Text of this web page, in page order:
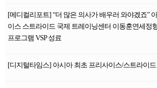
[메디컬리포트] “더 많은 의사가 배우러 와야겠죠”
이스 스트라이드 국제 트레이닝센터 이동훈연세정
프로그램 VSP 성료
[디지털타임스] 아시아 최초 프리사이스/스트라이